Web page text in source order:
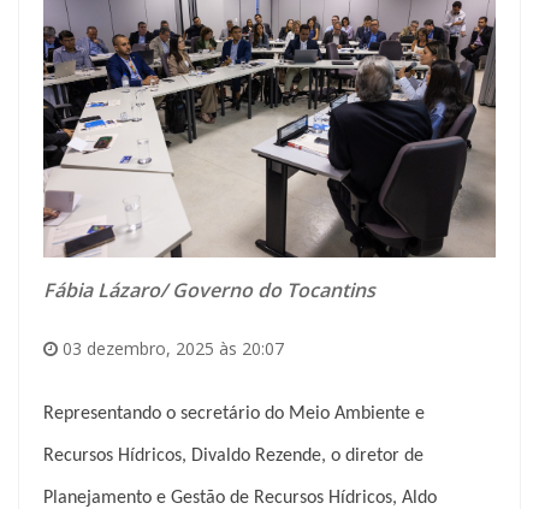
Fábia Lázaro/ Governo do Tocantins
03 dezembro, 2025 às 20:07
Representando o secretário do Meio Ambiente e
Recursos Hídricos, Divaldo Rezende, o diretor de
Planejamento e Gestão de Recursos Hídricos, Aldo